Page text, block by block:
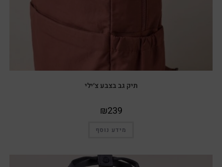
תיק גב בצבע צ׳ילי
₪239
מידע נוסף